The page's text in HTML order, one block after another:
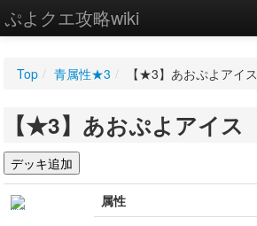
ぷよクエ攻略wiki
WIKI
設定
Top / 青属性★3 / 【★3】あおぷよアイス
【★3】あおぷよアイス
属性